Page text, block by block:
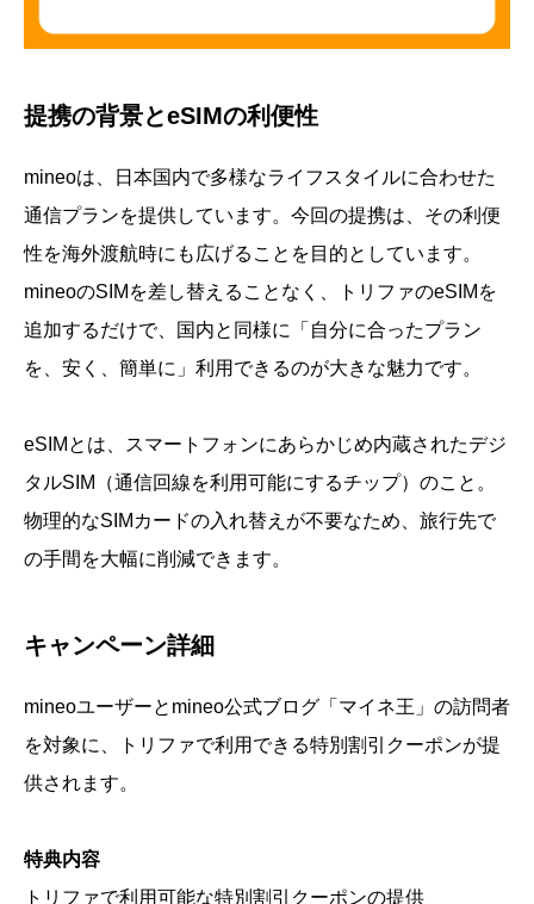
提携の背景とeSIMの利便性
mineoは、日本国内で多様なライフスタイルに合わせた
通信プランを提供しています。今回の提携は、その利便
性を海外渡航時にも広げることを目的としています。
mineoのSIMを差し替えることなく、トリファのeSIMを
追加するだけで、国内と同様に「自分に合ったプラン
を、安く、簡単に」利用できるのが大きな魅力です。
eSIMとは、スマートフォンにあらかじめ内蔵されたデジ
タルSIM（通信回線を利用可能にするチップ）のこと。
物理的なSIMカードの入れ替えが不要なため、旅行先で
の手間を大幅に削減できます。
キャンペーン詳細
mineoユーザーとmineo公式ブログ「マイネ王」の訪問者
を対象に、トリファで利用できる特別割引クーポンが提
供されます。
特典内容
トリファで利用可能な特別割引クーポンの提供